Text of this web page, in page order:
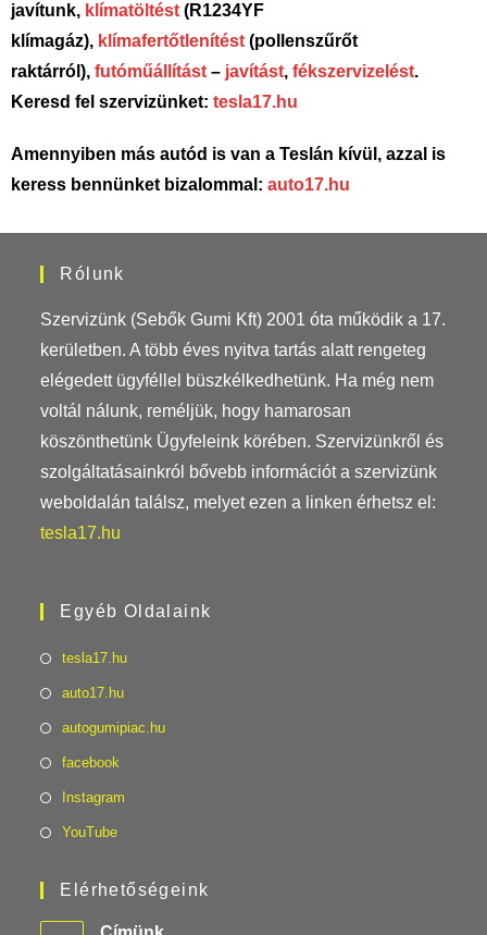
javítunk, klímatöltést (R1234YF
klímagáz), klímafertőtlenítést (pollenszűrőt
raktárról), futóműállítást – javítást, fékszervizelést.
Keresd fel szervizünket: tesla17.hu
Amennyiben más autód is van a Teslán kívül, azzal is
keress bennünket bizalommal: auto17.hu
Rólunk
Szervizünk (Sebők Gumi Kft) 2001 óta működik a 17.
kerületben. A több éves nyitva tartás alatt rengeteg
elégedett ügyféllel büszkélkedhetünk. Ha még nem
voltál nálunk, reméljük, hogy hamarosan
köszönthetünk Ügyfeleink körében. Szervizünkről és
szolgáltatásainkról bővebb információt a szervizünk
weboldalán találsz, melyet ezen a linken érhetsz el:
tesla17.hu
Egyéb Oldalaink
tesla17.hu
auto17.hu
autogumipiac.hu
facebook
Instagram
YouTube
Elérhetőségeink